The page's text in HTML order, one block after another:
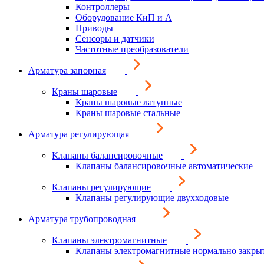
Контроллеры
Оборудование КиП и А
Приводы
Сенсоры и датчики
Частотные преобразователи
Арматура запорная
Краны шаровые
Краны шаровые латунные
Краны шаровые стальные
Арматура регулирующая
Клапаны балансировочные
Клапаны балансировочные автоматические
Клапаны регулирующие
Клапаны регулирующие двухходовые
Арматура трубопроводная
Клапаны электромагнитные
Клапаны электромагнитные нормально